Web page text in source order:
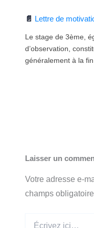
Lettre de
Le stage de 3ème,
d’observation,
généralement à la
Laisser un
Votre adresse e-
champs